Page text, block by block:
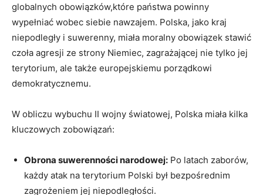
globalnych obowiązków,które państwa ⁤powinny
wypełniać wobec⁣ siebie nawzajem. ⁣Polska, jako kraj
niepodległy i suwerenny, miała moralny obowiązek stawić
czoła agresji ze strony Niemiec, zagrażającej nie tylko jej
terytorium, ale także europejskiemu porządkowi
demokratycznemu.
W obliczu wybuchu II ​wojny światowej, Polska miała kilka
kluczowych zobowiązań:
Obrona suwerenności‍ narodowej: Po latach zaborów,
każdy atak na ​terytorium Polski ⁢był bezpośrednim
zagrożeniem jej niepodległości.